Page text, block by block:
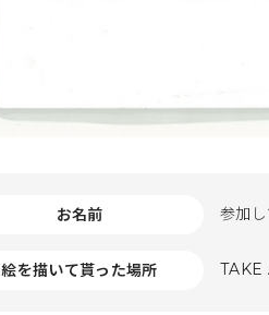
お名前 参加
絵を描いて貰った場所 TAKE